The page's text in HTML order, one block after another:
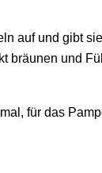
auf und gibt
bräunen und
für das